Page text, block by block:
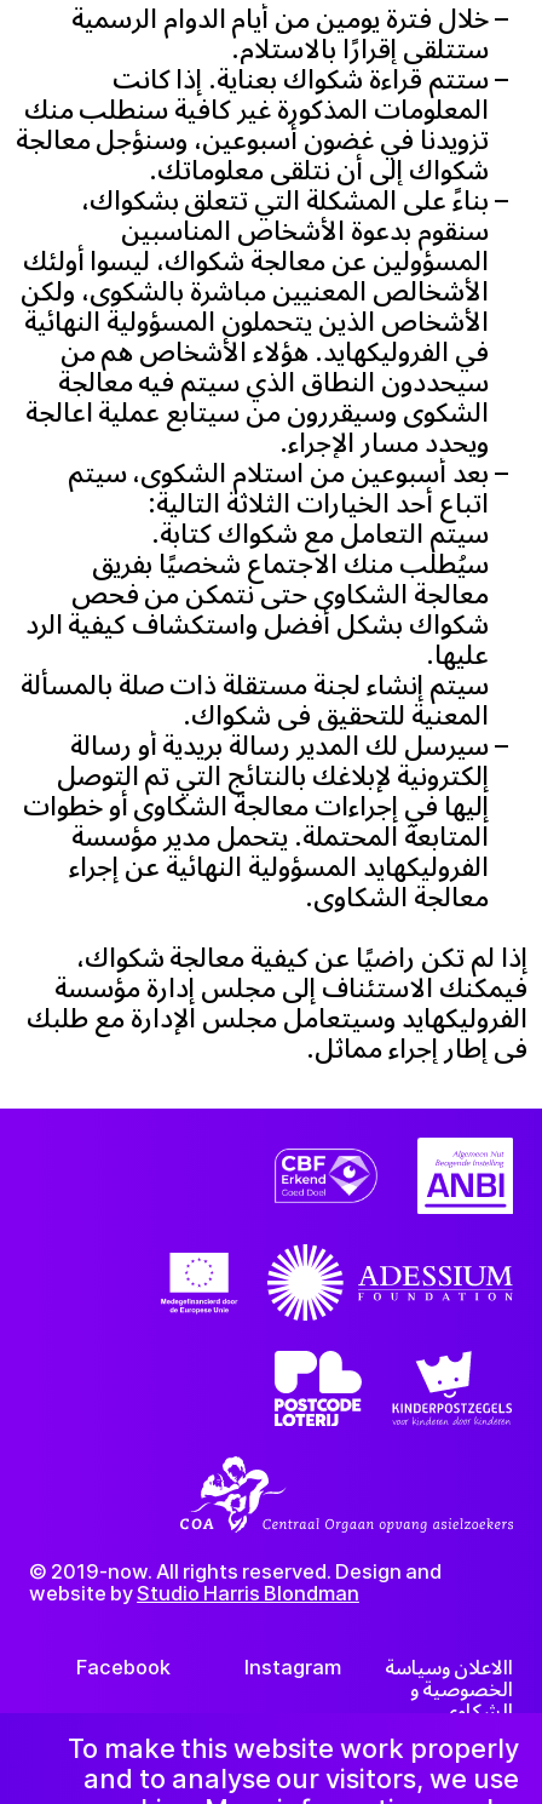
خلال فترة يومين من أيام الدوام الرسمية
ستتلقى إقرارًا بالاستلام.
ستتم قراءة شكواك بعناية. إذا كانت
المعلومات المذكورة غير كافية سنطلب منك
تزويدنا في غضون أسبوعين، وسنؤجل معالجة
شكواك إلى أن نتلقى معلوماتك.
بناءً على المشكلة التي تتعلق بشكواك،
سنقوم بدعوة الأشخاص المناسبين
المسؤولين عن معالجة شكواك، ليسوا أولئك
الأشخالص المعنيين مباشرة بالشكوى، ولكن
الأشخاص الذين يتحملون المسؤولية النهائية
في الفروليكهايد. هؤلاء الأشخاص هم من
سيحددون النطاق الذي سيتم فيه معالجة
الشكوى وسيقررون من سيتابع عملية اعالجة
ويحدد مسار الإجراء.
بعد أسبوعين من استلام الشكوى، سيتم
اتباع أحد الخيارات الثلاثة التالية:
سيتم التعامل مع شكواك كتابة.
سيُطلب منك الاجتماع شخصيًا بفريق
معالجة الشكاوى حتى نتمكن من فحص
شكواك بشكل أفضل واستكشاف كيفية الرد
عليها.
سيتم إنشاء لجنة مستقلة ذات صلة بالمسألة
المعنية للتحقيق في شكواك.
سيرسل لك المدير رسالة بريدية أو رسالة
إلكترونية لإبلاغك بالنتائج التي تم التوصل
إليها في إجراءات معالجة الشكاوى أو خطوات
المتابعة المحتملة. يتحمل مدير مؤسسة
الفروليكهايد المسؤولية النهائية عن إجراء
معالجة الشكاوى.
إذا لم تكن راضيًا عن كيفية معالجة شكواك،
فيمكنك الاستئناف إلى مجلس إدارة مؤسسة
الفروليكهايد وسيتعامل مجلس الإدارة مع طلبك
في إطار إجراء مماثل.
To make this website work properly
and to analyse our visitors, we use
االاعلان وسياسة
الخصوصية و
الشكاوي
Instagram
Facebook
LinkedIn رسالة إخبارية
© 2019-now. All rights reserved. Design and
website byStudio Harris Blondman